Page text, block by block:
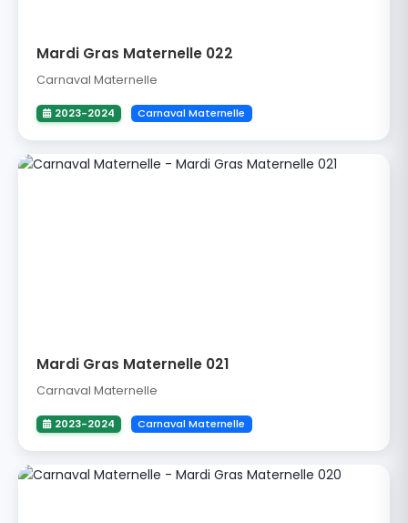
Mardi Gras Maternelle 022
Carnaval Maternelle
2023-2024 Carnaval Maternelle
Mardi Gras Maternelle 021
Carnaval Maternelle
2023-2024 Carnaval Maternelle